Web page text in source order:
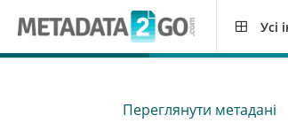
Усі
Переглянути метадані